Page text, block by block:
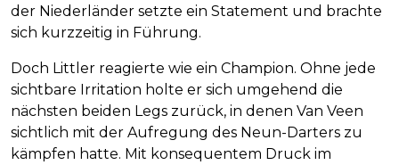
der Niederländer setzte ein Statement und brachte
sich kurzzeitig in Führung.
Doch Littler reagierte wie ein Champion. Ohne jede
sichtbare Irritation holte er sich umgehend die
nächsten beiden Legs zurück, in denen Van Veen
sichtlich mit der Aufregung des Neun-Darters zu
kämpfen hatte. Mit konsequentem Druck im